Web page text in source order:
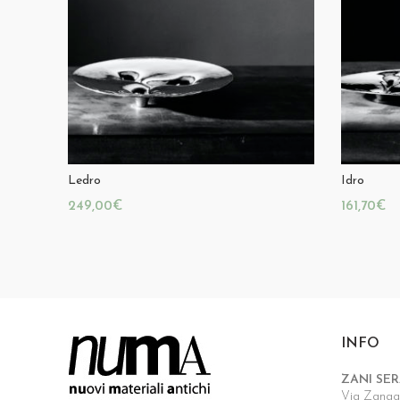
Ledro
€
Idro
€
INFO
ZANI
Via